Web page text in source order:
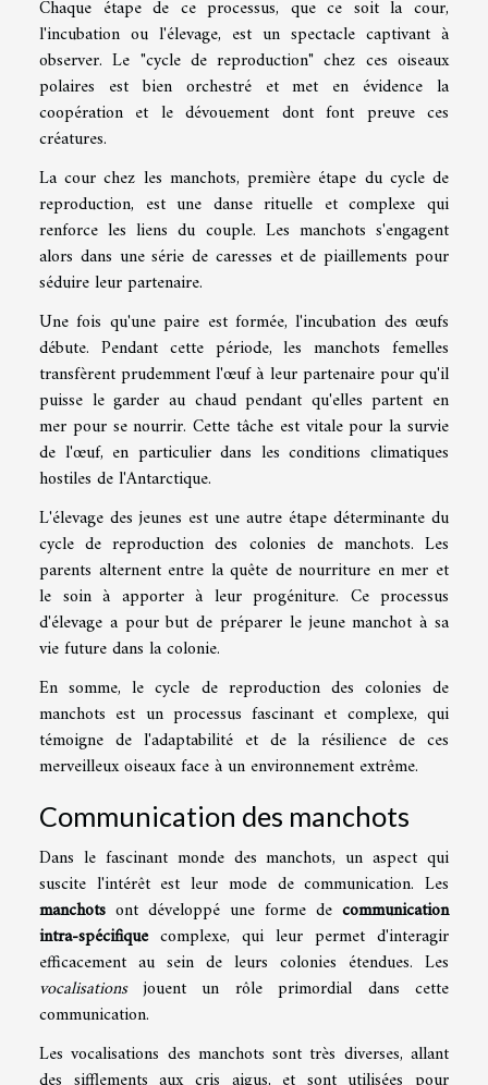
Chaque étape de ce processus, que ce soit la cour,
l'incubation ou l'élevage, est un spectacle captivant à
observer. Le "cycle de reproduction" chez ces oiseaux
polaires est bien orchestré et met en évidence la
coopération et le dévouement dont font preuve ces
créatures.
La cour chez les manchots, première étape du cycle de
reproduction, est une danse rituelle et complexe qui
renforce les liens du couple. Les manchots s'engagent
alors dans une série de caresses et de piaillements pour
séduire leur partenaire.
Une fois qu'une paire est formée, l'incubation des œufs
débute. Pendant cette période, les manchots femelles
transfèrent prudemment l'œuf à leur partenaire pour qu'il
puisse le garder au chaud pendant qu'elles partent en
mer pour se nourrir. Cette tâche est vitale pour la survie
de l'œuf, en particulier dans les conditions climatiques
hostiles de l'Antarctique.
L'élevage des jeunes est une autre étape déterminante du
cycle de reproduction des colonies de manchots. Les
parents alternent entre la quête de nourriture en mer et
le soin à apporter à leur progéniture. Ce processus
d'élevage a pour but de préparer le jeune manchot à sa
vie future dans la colonie.
En somme, le cycle de reproduction des colonies de
manchots est un processus fascinant et complexe, qui
témoigne de l'adaptabilité et de la résilience de ces
merveilleux oiseaux face à un environnement extrême.
Communication des manchots
Dans le fascinant monde des manchots, un aspect qui
suscite l'intérêt est leur mode de communication. Les
manchots ont développé une forme de communication
intra-spécifiquecomplexe, qui leur permet d'interagir
efficacement au sein de leurs colonies étendues. Les
vocalisationsjouent un rôle primordial dans cette
communication.
Les vocalisations des manchots sont très diverses, allant